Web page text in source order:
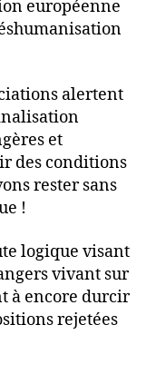
européenne
alertent
et
des conditions
rester sans
!
logique visant
vivant sur
à encore durcir
rejetées